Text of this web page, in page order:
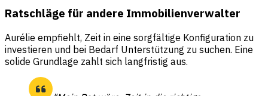
Ratschläge für andere Immobilienverwalter
Aurélie empfiehlt, Zeit in eine sorgfältige Konfiguration zu
investieren und bei Bedarf Unterstützung zu suchen. Eine
solide Grundlage zahlt sich langfristig aus.